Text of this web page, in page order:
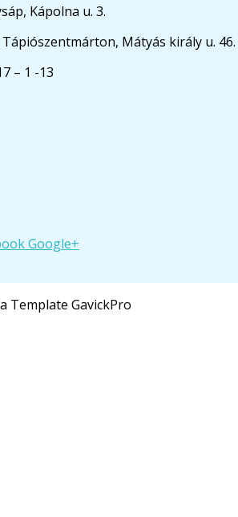
Kápolna u. 3.
Mátyás király u. 46.
– 1 -13
Google+
Template GavickPro